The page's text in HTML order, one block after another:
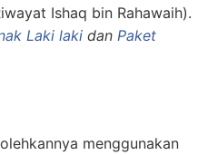
Ishaq bin Rahawaih).
Laki laki dan Paket
menggunakan